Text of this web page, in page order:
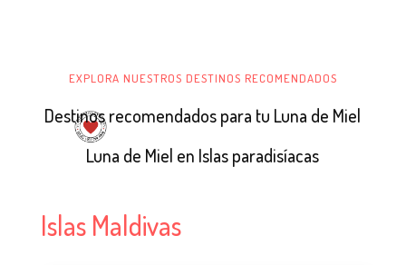
EXPLORA NUESTROS DESTINOS RECOMENDADOS
Destinos recomendados para tu Luna de Miel
Luna de Miel en Islas paradisíacas
Islas Maldivas